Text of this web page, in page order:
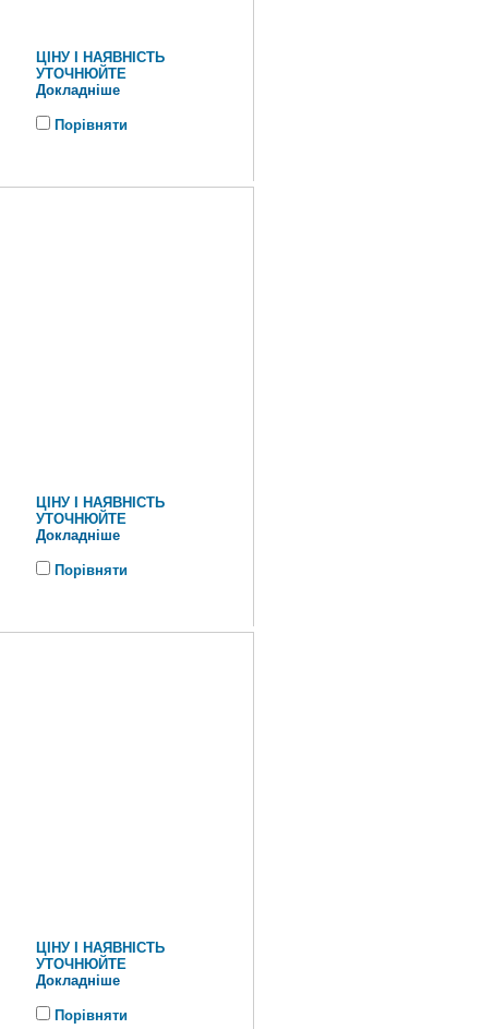
ЦІНУ І НАЯВНІСТЬ
УТОЧНЮЙТЕ
Докладніше
Порівняти
ЦІНУ І НАЯВНІСТЬ
УТОЧНЮЙТЕ
Докладніше
Порівняти
ЦІНУ І НАЯВНІСТЬ
УТОЧНЮЙТЕ
Докладніше
Порівняти